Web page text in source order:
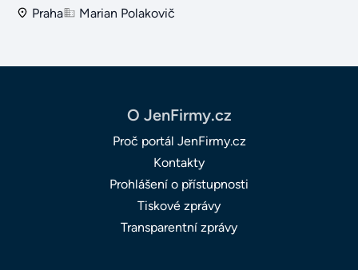
Praha Marian Polakovič
O JenFirmy.cz
Proč portál JenFirmy.cz
Kontakty
Prohlášení o přístupnosti
Tiskové zprávy
Transparentní zprávy